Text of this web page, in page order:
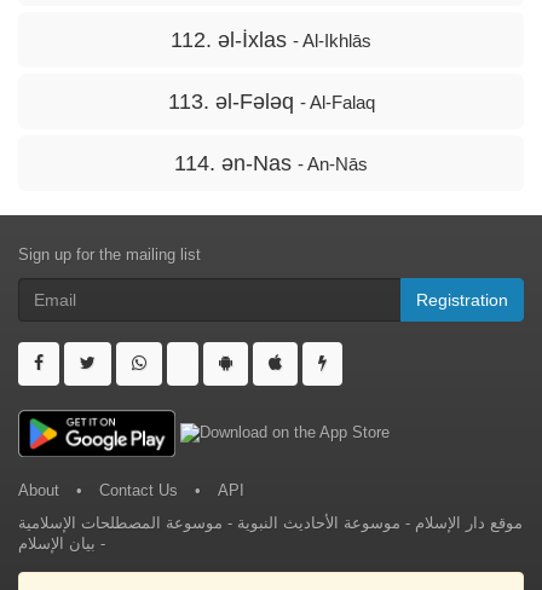
112. əl-İxlas - Al-Ikhlās
113. əl-Fələq - Al-Falaq
114. ən-Nas - An-Nās
Sign up for the mailing list
Registration
About • Contact Us •
API
موقع دار الإسلام - موسوعة الأحاديث النبوية - موسوعة المصطلحات الإسلامية
- بيان الإسلام